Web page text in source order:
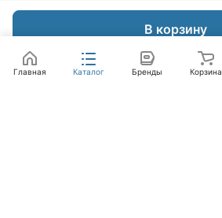
В корзину
Главная Каталог Бренды Корзина